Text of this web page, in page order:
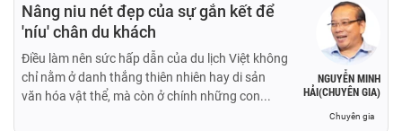
NGUYỄN MINH
HẢI(CHUYÊN GIA)
Chuyên gia
Nâng niu nét đẹp của sự gắn kết để
'níu' chân du khách
Điều làm nên sức hấp dẫn của du lịch Việt không
chỉ nằm ở danh thắng thiên nhiên hay di sản
văn hóa vật thể, mà còn ở chính những con...